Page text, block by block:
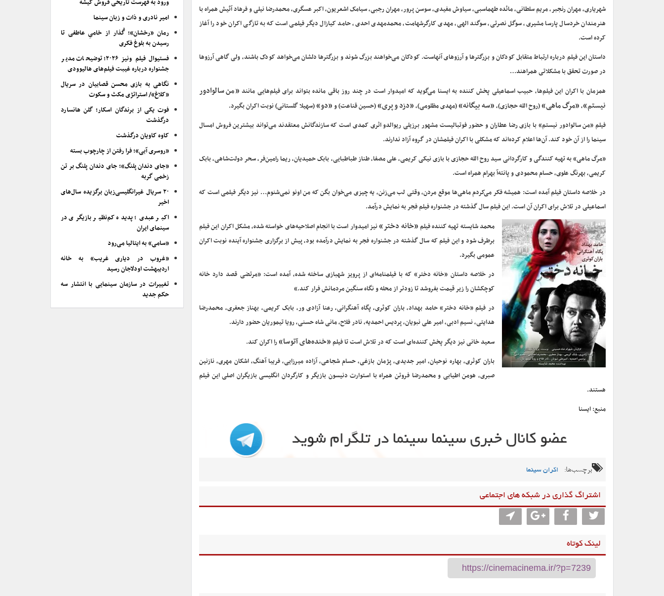
شهریاری، مهران رنجبر، مریم سلطانی، مائده طهماسبی، سیاوش مفیدی، سوسن پرور، مهران رجبی، سیامک اشعریون، اکبر عسگری، محمدرضا نیلی و فرهاد آئیش همراه با
هنرمندان خردسال پارسا مشیری، سوگل نصرتی، سوگند الهی، مهدی کارگرشهامت، محمدمهدی احدی، حامد کیازال دیگر فیلمی است که به تازگی اکران خود را آغاز
کرده است.
داستان این فیلم درباره ارتباط متقابل کودکان و بزرگتر‌ها و آرزوهای آنهاست. کودکان می‌خواهند بزرگ شوند و بزرگتر‌ها دلشان می‌خواهد کودک باشند، ولی گاهی آرزو‌ها
در صورت تحقق با مشکلاتی همراهند…
همزمان با اکران این فیلم‌ها، حبیب اسماعیلی پخش کننده به ایسنا می‌گوید که امیدوار است در چند روز باقی مانده بتواند برای فیلم‌هایی مانند «من سالوادور
نیستم»،«مرگ ماهی»(روح الله حجازی)،«سه بیگانه»(مهدی مظلومی)،«دزد و پری»(حسین قناعت) و«دو»(سهیلا گلستانی) نوبت اکران بگیرد.
فیلم «من سالوادور نیستم» با بازی رضا عطاران و حضور فوتبالیست مشهور برزیلی ریوالدو اثری کمدی است که سازندگانش معتقدند می‌تواند بیشترین فروش امسال
سینما را از آن خود کند. آن‌ها اعلام کرده‌اند که مشکلی با اکران فیلمشان در گروه آزاد ندارند.
«مرگ ماهی» به تهیه کنندگی و کارگردانی سید روح الله حجازی با بازی نیکی کریمی، علی مصفا، طناز طباطبایی، بابک حمیدیان، ریما رامین‏‌فر، سحر دولت‌شاهی، بابک
کریمی، بهرنگ علوی، حسام محمودی و پانته‏‌آ بهرام همراه است.
در خلاصه داستان فیلم آمده است: همیشه فکر می‌کردم ماهی‌ها موقع مردن، وقتی لب می‌زنن، یه چیزی می‌خوان بگن که من اونو نمی‌شنوم… نیز دیگر فیلمی است که
اسماعیلی در تلاش برای اکران آن است. این فیلم سال گذشته در جشنواره فیلم فجر به نمایش درآمد.
محمد شایسته تهیه کننده فیلم«خانه دختر»نیز امیدوار است با انجام اصلاحیه‌های خواسته شده، مشکل اکران این فیلم
برطرف شود و این فیلم که سال گذشته در جشنواره فجر به نمایش درآمده بود، پیش از برگزاری جشنواره آینده نوبت اکران
عمومی بگیرد.
در خلاصه داستان «خانه دختر» که با فیلمنامه‌ای از پرویز شهبازی ساخته شده، آمده است: «مرتضی قصد دارد خانه
کوچکشان را زیر قیمت بفروشد تا زود‌تر از محله و نگاه سنگین مردمانش فرار کند.»
در فیلم «خانه دختر» حامد بهداد، باران کوثری، پگاه آهنگرانی، رعنا آزادی ور، بابک کریمی، بهناز جعفری، محمدرضا
هدایتی، نسیم ادبی، امیر علی نبویان، پردیس احمدیه، نادر فلاح، مانی شاه حسنی، رویا تیموریان حضور دارند.
سعید خانی نیز دیگر پخش کننده‌ای است که در تلاش است تا فیلم«خنده‌های آتوسا»را اکران کند.
باران کوثری، بهاره نوحیان، امیر جدیدی، پژمان بازغی، حسام شجاعی، آزاده میرزایی، فریبا آهنگ، اشکان مهری، نازنین
صبری، هومن اطیابی و محمدرضا فروتن همراه با استوارت دنیسون بازیگر و کارگردان انگلیسی بازیگران اصلی این فیلم
هستند.
منبع: ایسنا
برچسب‌ها: اکران سینما
اشتراگ گذاری در شبکه های اجتماعی
لینک کوتاه
ورود به فهرست تاریخی فروش گیشه
امیر نادری و ذات و زبان سینما
رمان «رخشان»؛ گُذار از خامیِ عاطفی تا
رسیدن به بلوغ فکری
فستیوال فیلم ونیز ۲۰۲۶؛ توضیحات مدیر
جشنواره درباره غیبت فیلم‌های هالیوودی
نگاهی به بازی محسن قصابیان در سریال
«کلاغ»/ استراتژی مکث و سکوت
فوت یکی از برندگان اسکار؛ گلن هانسارد
درگذشت
کاوه کاویان درگذشت
«روسری آبی»؛ فرا رفتن از چارچوب بسته
«جای دندان پلنگ»؛ جای دندان پلنگ بر تن
زخمی گربه
۲۰ سریال غیرانگلیسی‌زبان برگزیده سال‌های
اخیر
اکبر عبدی؛ پدیده کم‌نظیر بازیگری در
سینمای ایران
«سامی» به ایتالیا می‌رود
«غروب در دیاری غریب» به خانه
اردیبهشت اودلاجان رسید
تغییرات در سازمان سینمایی با انتشار سه
حکم جدید